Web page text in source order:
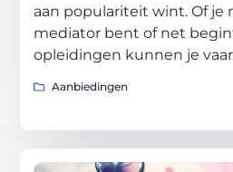
aan populariteit wint. Of je
mediator bent of net
opleidingen kunnen je
Aanbiedingen